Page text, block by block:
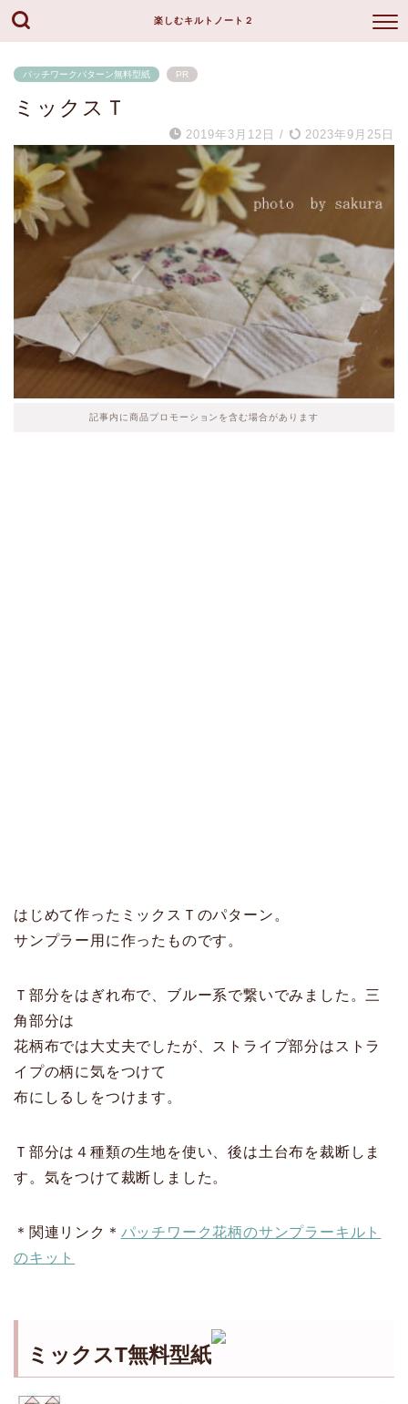
楽しむキルトノート２
パッチワークパターン無料型紙 PR
ミックスＴ
2019年3月12日 / 2023年9月25日
記事内に商品プロモーションを含む場合があります
はじめて作ったミックスＴのパターン。
サンプラー用に作ったものです。
Ｔ部分をはぎれ布で、ブルー系で繋いでみました。三
角部分は
花柄布では大丈夫でしたが、ストライプ部分はストラ
イプの柄に気をつけて
布にしるしをつけます。
Ｔ部分は４種類の生地を使い、後は土台布を裁断しま
す。気をつけて裁断しました。
＊関連リンク＊ パッチワーク花柄のサンプラーキルト
のキット
ミックスT無料型紙